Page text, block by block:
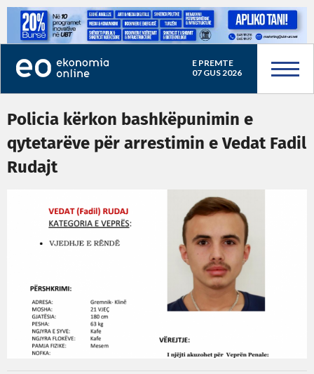
E PREMTE
07 GUS 2026
Policia kërkon bashkëpunimin e
qytetarëve për arrestimin e Vedat Fadil
Rudajt